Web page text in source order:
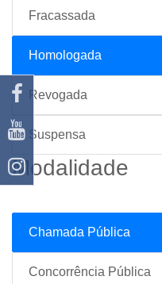
Fracassada
Homologada
Revogada
Suspensa
Modalidade
Chamada Pública
Concorrência Pública